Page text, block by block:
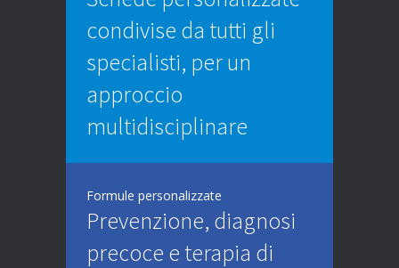
condivise da tutti gli
specialisti, per un
approccio
multidisciplinare
Formule personalizzate
Prevenzione, diagnosi
precoce e terapia di